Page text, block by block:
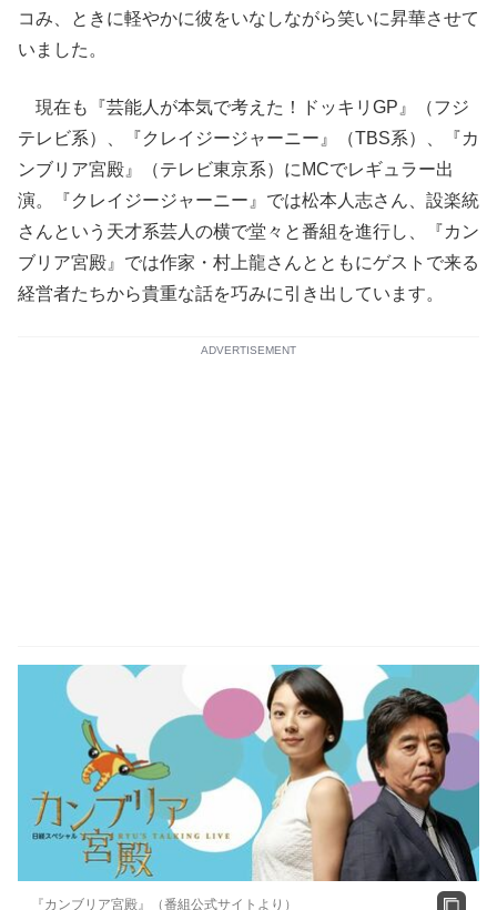
コみ、ときに軽やかに彼をいなしながら笑いに昇華させて
いました。
現在も『芸能人が本気で考えた！ドッキリGP』（フジ
テレビ系）、『クレイジージャーニー』（TBS系）、『カ
ンブリア宮殿』（テレビ東京系）にMCでレギュラー出
演。『クレイジージャーニー』では松本人志さん、設楽統
さんという天才系芸人の横で堂々と番組を進行し、『カン
ブリア宮殿』では作家・村上龍さんとともにゲストで来る
経営者たちから貴重な話を巧みに引き出しています。
ADVERTISEMENT
『カンブリア宮殿』（番組公式サイトより）